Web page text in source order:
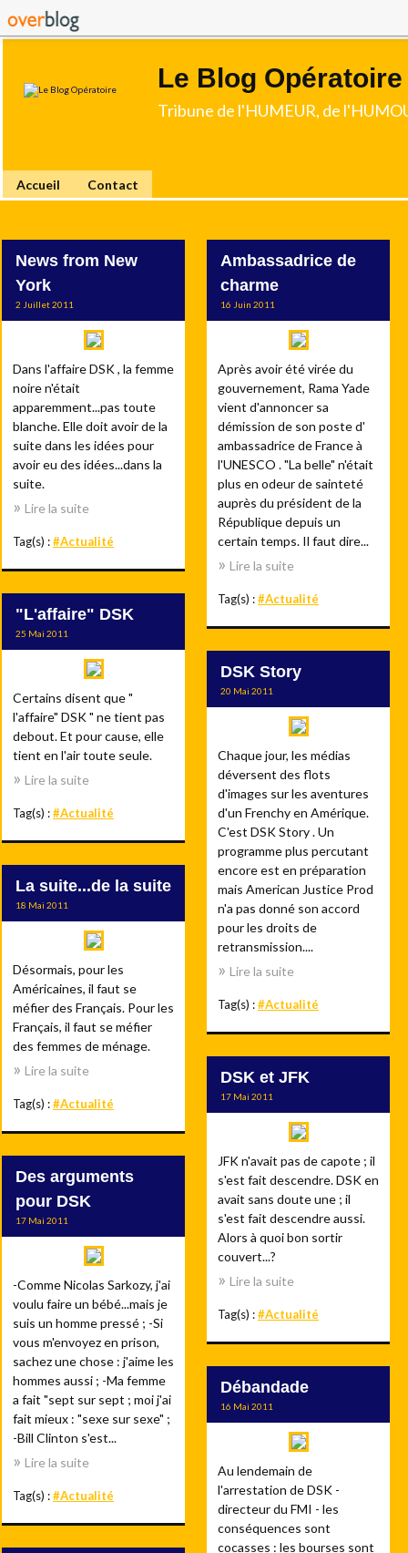
Le Blog Opératoire
Tribune de l'HUMEUR, de
Accueil Contact
News from New
York
2 Juillet 2011
Dans l'affaire DSK , la femme
noire n'était
apparemment...pas toute
blanche. Elle doit avoir de la
suite dans les idées pour
avoir eu des idées...dans la
suite.
Lire la suite
Tag(s) :#Actualité
Ambassadrice de
charme
16 Juin 2011
Après avoir été virée du
gouvernement, Rama Yade
vient d'annoncer sa
démission de son poste d'
ambassadrice de France à
l'UNESCO . "La belle" n'était
plus en odeur de sainteté
auprès du président de la
République depuis un
certain temps. Il faut dire...
Lire la suite
Tag(s) :#Actualité
"L'affaire" DSK
25 Mai 2011
Certains disent que "
l'affaire" DSK " ne tient pas
debout. Et pour cause, elle
tient en l'air toute seule.
Lire la suite
Tag(s) :#Actualité
DSK Story
20 Mai 2011
Chaque jour, les médias
déversent des flots
d'images sur les aventures
d'un Frenchy en Amérique.
C'est DSK Story . Un
programme plus percutant
encore est en préparation
mais American Justice Prod
n'a pas donné son accord
pour les droits de
retransmission....
Lire la suite
Tag(s) :#Actualité
La suite...de la suite
18 Mai 2011
Désormais, pour les
Américaines, il faut se
méfier des Français. Pour les
Français, il faut se méfier
des femmes de ménage.
Lire la suite
Tag(s) :#Actualité
DSK et JFK
17 Mai 2011
JFK n'avait pas de capote ; il
s'est fait descendre. DSK en
avait sans doute une ; il
s'est fait descendre aussi.
Alors à quoi bon sortir
couvert...?
Lire la suite
Tag(s) :#Actualité
Des arguments
pour DSK
17 Mai 2011
-Comme Nicolas Sarkozy, j'ai
voulu faire un bébé...mais je
suis un homme pressé ; -Si
vous m'envoyez en prison,
sachez une chose : j'aime les
hommes aussi ; -Ma femme
a fait "sept sur sept ; moi j'ai
fait mieux : "sexe sur sexe" ;
-Bill Clinton s'est...
Lire la suite
Tag(s) :#Actualité
Débandade
16 Mai 2011
Au lendemain de
l'arrestation de DSK -
directeur du FMI - les
conséquences sont
cocasses : les bourses sont